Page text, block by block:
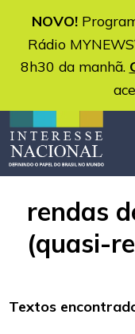
NOVO!
Rádio
8h30 da manhã.
rendas
(quasi-
Textos